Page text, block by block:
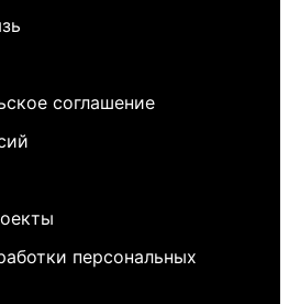
соглашение
персональных